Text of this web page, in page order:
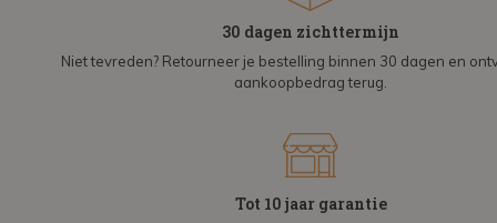
30 dagen zichttermijn
Niet tevreden? Retourneer je bestelling binnen 30 dagen en
aankoopbedrag terug.
Tot 10 jaar garantie